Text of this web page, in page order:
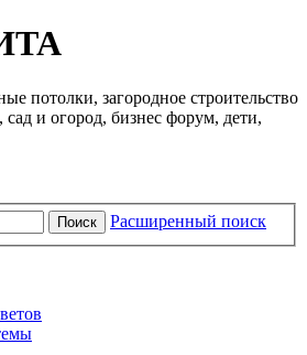
потолки, загородное строительство
сад и огород, бизнес форум, дети,
Поиск Расширенный поиск